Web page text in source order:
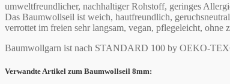
umweltfreundlicher, nachhaltiger Rohstoff, geringes
Das Baumwollseil ist weich, hautfreundlich,
verrottet im freien sehr langsam, vegan, pflegeleicht, ohne
Baumwollgarn ist nach STANDARD 100 by OEKO-
Verwandte Artikel zum Baumwollseil 8mm: